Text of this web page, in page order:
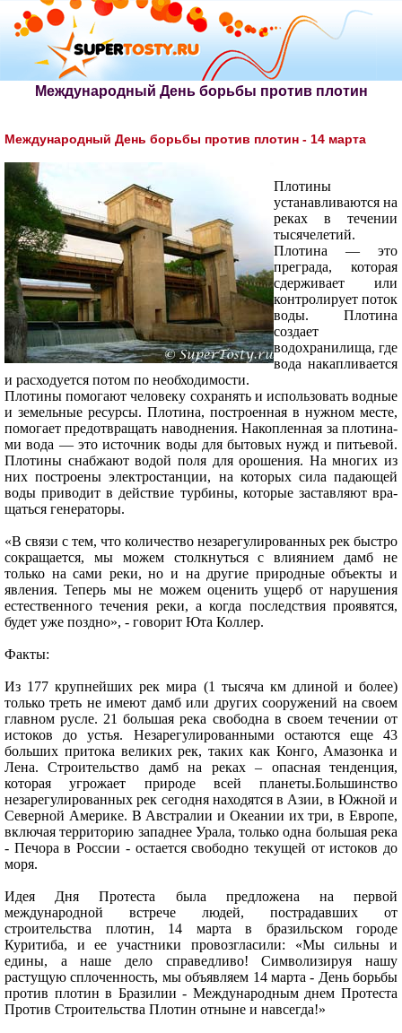
Международный День борьбы против плотин
Международный День борьбы против плотин - 14 марта
Плотины
устанавливаются на
реках в течении
тысячелетий.
Плотина — это
преграда, которая
сдерживает или
контролирует поток
воды. Плотина
создает
водохранилища, где
вода накапливается
и расхо­дуется потом по необходимости.
Плотины помогают человеку сохранять и ис­пользовать водные
и земельные ресурсы. Плоти­на, построенная в нужном месте,
помогает пред­отвращать наводнения. Накопленная за плотина­
ми вода — это источник воды для бытовых нужд и питьевой.
Плотины снабжают водой поля для орошения. На многих из
них построены электро­станции, на которых сила падающей
воды приво­дит в действие турбины, которые заставляют вра­
щаться генераторы.
«В связи с тем, что количество незарегулированных рек быстро
сокращается, мы можем столкнуться с влиянием дамб не
только на сами реки, но и на другие природные объекты и
явления. Теперь мы не можем оценить ущерб от нарушения
естественного течения реки, а когда последствия проявятся,
будет уже поздно», - говорит Юта Коллер.
Факты:
Из 177 крупнейших рек мира (1 тысяча км длиной и более)
только треть не имеют дамб или других сооружений на своем
главном русле. 21 большая река свободна в своем течении от
истоков до устья. Незарегулированными остаются еще 43
больших притока великих рек, таких как Конго, Амазонка и
Лена. Строительство дамб на реках – опасная тенденция,
которая угрожает природе всей планеты.Большинство
незарегулированных рек сегодня находятся в Азии, в Южной и
Северной Америке. В Австралии и Океании их три, в Европе,
включая территорию западнее Урала, только одна большая река
- Печора в России - остается свободно текущей от истоков до
моря.
Идея Дня Протеста была предложена на первой
международной встрече людей, пострадавших от
строительства плотин, 14 марта в бразильском городе
Куритиба, и ее участники провозгласили: «Мы сильны и
едины, а наше дело справедливо! Символизируя нашу
растущую сплоченность, мы объявляем 14 марта - День борьбы
против плотин в Бразилии - Международным днем Протеста
Против Строительства Плотин отныне и навсегда!»